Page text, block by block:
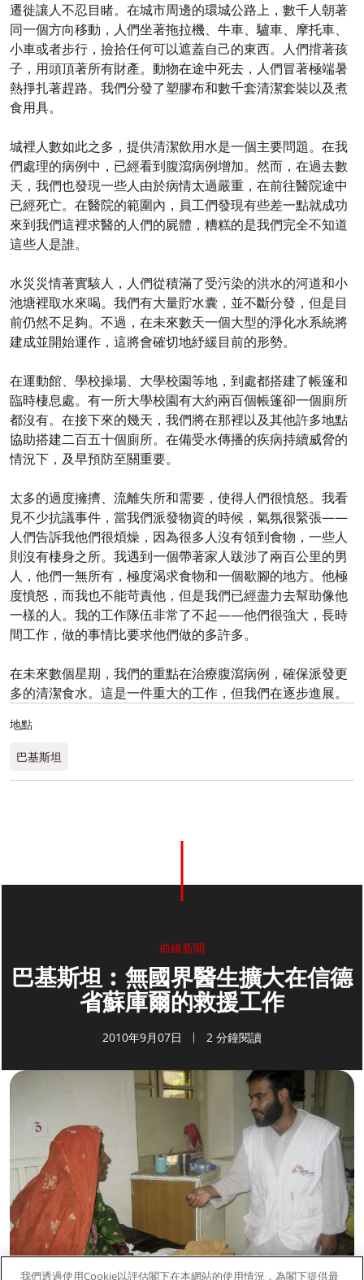
遷徙讓人不忍目睹。在城市周邊的環城公路上，數千人朝著
同一個方向移動，人們坐著拖拉機、牛車、驢車、摩托車、
小車或者步行，撿拾任何可以遮蓋自己的東西。人們揹著孩
子，用頭頂著所有財產。動物在途中死去，人們冒著極端暑
熱掙扎著趕路。我們分發了塑膠布和數千套清潔套裝以及煮
食用具。
城裡人數如此之多，提供清潔飲用水是一個主要問題。在我
們處理的病例中，已經看到腹瀉病例增加。然而，在過去數
天，我們也發現一些人由於病情太過嚴重，在前往醫院途中
已經死亡。在醫院的範圍內，員工們發現有些差一點就成功
來到我們這裡求醫的人們的屍體，糟糕的是我們完全不知道
這些人是誰。
水災災情著實駭人，人們從積滿了受污染的洪水的河道和小
池塘裡取水來喝。我們有大量貯水囊，並不斷分發，但是目
前仍然不足夠。不過，在未來數天一個大型的淨化水系統將
建成並開始運作，這將會確切地紓緩目前的形勢。
在運動館、學校操場、大學校園等地，到處都搭建了帳篷和
臨時棲息處。有一所大學校園有大約兩百個帳篷卻一個廁所
都沒有。在接下來的幾天，我們將在那裡以及其他許多地點
協助搭建二百五十個廁所。在備受水傳播的疾病持續威脅的
情況下，及早預防至關重要。
太多的過度擁擠、流離失所和需要，使得人們很憤怒。我看
見不少抗議事件，當我們派發物資的時候，氣氛很緊張——
人們告訴我他們很煩燥，因為很多人沒有領到食物，一些人
則沒有棲身之所。我遇到一個帶著家人跋涉了兩百公里的男
人，他們一無所有，極度渴求食物和一個歇腳的地方。他極
度憤怒，而我也不能苛責他，但是我們已經盡力去幫助像他
一樣的人。我的工作隊伍非常了不起——他們很強大，長時
間工作，做的事情比要求他們做的多許多。
在未來數個星期，我們的重點在治療腹瀉病例，確保派發更
多的清潔食水。這是一件重大的工作，但我們在逐步進展。
地點
巴基斯坦
前線新聞
巴基斯坦︰無國界醫生擴大在信德
省蘇庫爾的救援工作
2010年9月07日 2 分鐘閱讀
我們透過使用Cookie以評估閣下在本網站的使用情況，為閣下提供最